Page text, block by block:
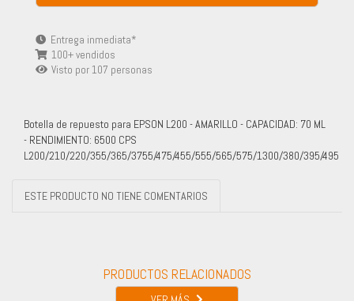
Entrega inmediata*
100+ vendidos
Visto por 107 personas
Botella de repuesto para EPSON L200 - AMARILLO - CAPACIDAD: 70 ML
- RENDIMIENTO: 6500 CPS
L200/210/220/355/365/3755/475/455/555/565/575/1300/380/395/495
ESTE PRODUCTO NO TIENE COMENTARIOS
PRODUCTOS RELACIONADOS